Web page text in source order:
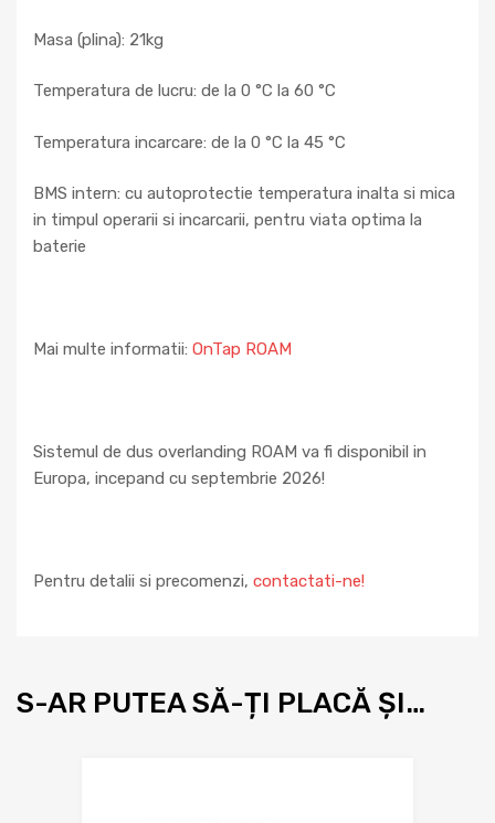
Masa (plina): 21kg
Temperatura de lucru: de la 0 °C la 60 °C
Temperatura incarcare: de la 0 °C la 45 °C
BMS intern: cu autoprotectie temperatura inalta si mica
in timpul operarii si incarcarii, pentru viata optima la
baterie
Mai multe informatii: OnTap ROAM
Sistemul de dus overlanding ROAM va fi disponibil in
Europa, incepand cu septembrie 2026!
Pentru detalii si precomenzi, contactati-ne!
S-AR PUTEA SĂ-ȚI PLACĂ ȘI…